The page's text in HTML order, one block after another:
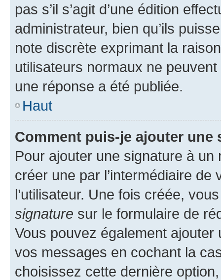
pas s’il s’agit d’une édition
administrateur, bien qu’ils
note discrète exprimant la
utilisateurs normaux ne
une réponse a été publiée.
Haut
Comment puis-je ajouter une
Pour ajouter une signature à un
créer une par l’intermédiaire
l’utilisateur. Une fois créée,
signature sur le formulaire de
Vous pouvez également
vos messages en cochant la
choisissez cette dernière